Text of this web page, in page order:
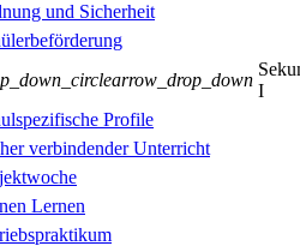
und Sicherheit
arrow_drop_down
I
Profile
verbindender Unterricht
Lernen